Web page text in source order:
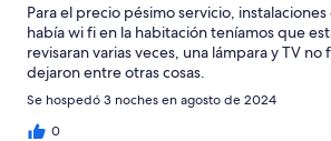
Para el precio pésimo servicio,
había wi fi en la habitación teníamos que
revisaran varias veces, una lámpara y TV
dejaron entre otras cosas.
Se hospedó 3 noches en agosto de 2024
0